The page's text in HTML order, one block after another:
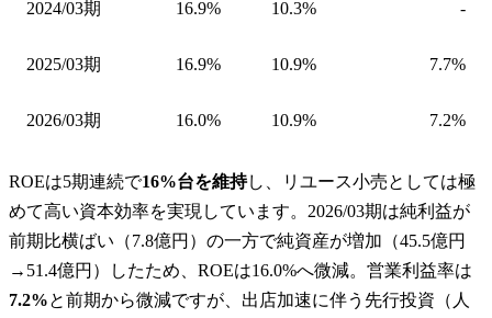
2024/03期 16.9% 10.3% -
2025/03期 16.9% 10.9% 7.7%
2026/03期 16.0% 10.9% 7.2%
ROEは5期連続で16%台を維持し、リユース小売としては極
めて高い資本効率を実現しています。2026/03期は純利益が
前期比横ばい（7.8億円）の一方で純資産が増加（45.5億円
→51.4億円）したため、ROEは16.0%へ微減。営業利益率は
7.2%と前期から微減ですが、出店加速に伴う先行投資（人